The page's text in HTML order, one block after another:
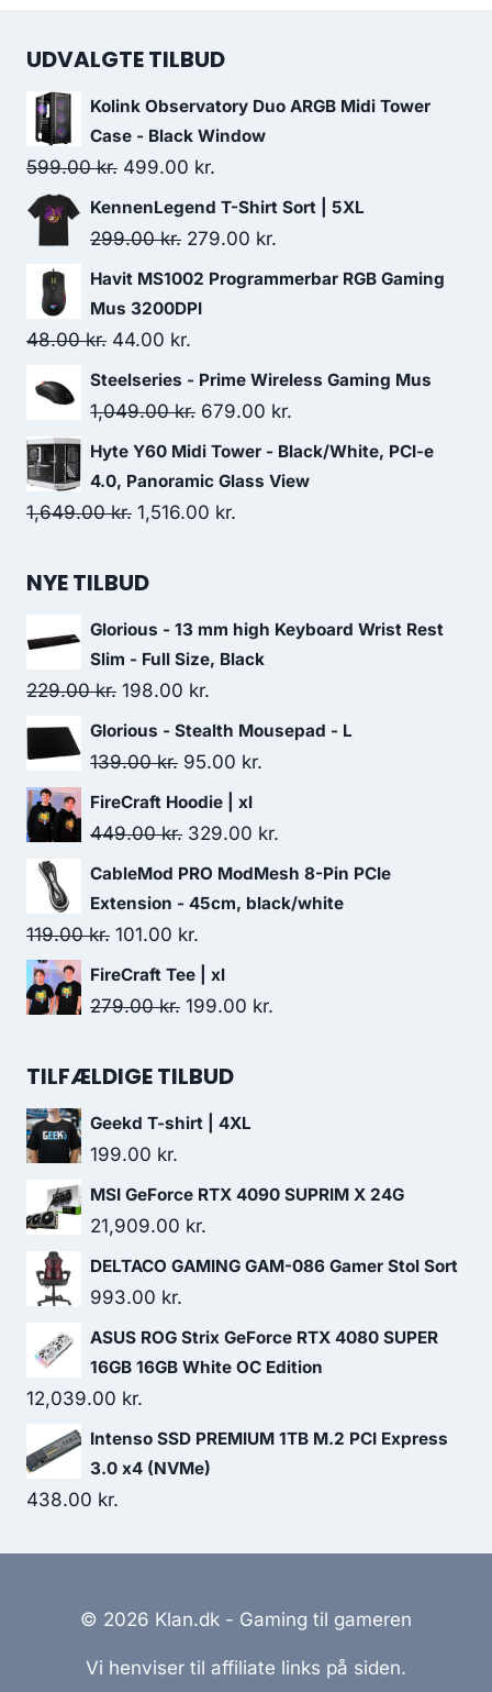
UDVALGTE TILBUD
Kolink Observatory Duo ARGB Midi Tower
Case - Black Window
599.00kr. Original
price
was:
499.00 kr.
price
is:
KennenLegend T-Shirt Sort | 5XL
299.00kr. Original
price
was:
299.00 kr..
279.00 kr.
price
Havit MS1002 Programmerbar RGB Gaming
Mus 3200DPI
48.00kr. Original
price
was:
44.00 kr.
price
is:
Steelseries - Prime Wireless Gaming Mus
1,049.00kr. Original
price
was:
1,049.00 kr..
679.00 kr.
price
is:
Hyte Y60 Midi Tower - Black/White, PCI-e
4.0, Panoramic Glass View
1,649.00kr. Original
was:
1,516.00 kr.
NYE TILBUD
Glorious - 13 mm high Keyboard Wrist Rest
Slim - Full Size, Black
229.00kr. Original
price
was:
198.00 kr.
price
is:
198.00 kr..
Glorious - Stealth Mousepad - L
139.00kr. Original
price
was:
95.00 kr.
is:
FireCraft Hoodie | xl
449.00kr. Original
price
was:
449.00 kr..
329.00 kr.
price
is:
CableMod PRO ModMesh 8-Pin PCIe
Extension - 45cm, black/white
119.00kr. Original
price
was:
101.00 kr.
price
is:
FireCraft Tee | xl
279.00kr. Original
was:
199.00 kr.
TILFÆLDIGE TILBUD
Geekd T-shirt | 4XL
199.00 kr.
MSI GeForce RTX 4090 SUPRIM X 24G
21,909.00 kr.
DELTACO GAMING GAM-086 Gamer Stol Sort
993.00 kr.
ASUS ROG Strix GeForce RTX 4080 SUPER
16GB 16GB White OC Edition
12,039.00 kr.
Intenso SSD PREMIUM 1TB M.2 PCI Express
3.0 x4 (NVMe)
438.00 kr.
© 2026 Klan.dk - Gaming til gameren
Vi henviser til affiliate links på siden.